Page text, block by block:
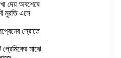
দেয় অবশেষে
মুরতি এসে
স্রোতে
মাঝে